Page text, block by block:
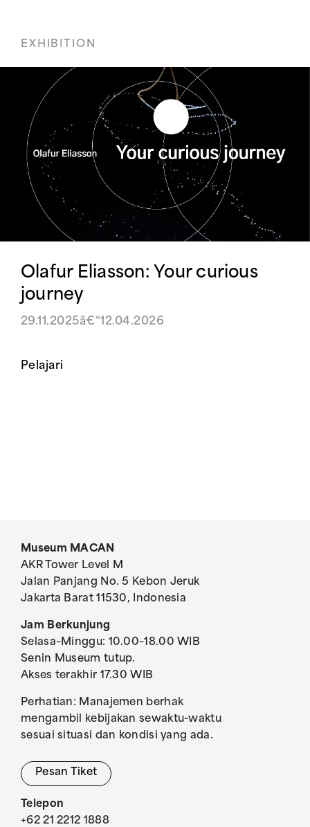
EXHIBITION
Olafur Eliasson: Your curious
journey
29.11.2025â€“12.04.2026
Pelajari
Museum MACAN
AKR Tower Level M
Jalan Panjang No. 5 Kebon Jeruk
Jakarta Barat 11530, Indonesia
Jam Berkunjung
Selasa–Minggu: 10.00–18.00 WIB
Senin Museum tutup.
Akses terakhir 17.30 WIB
Perhatian: Manajemen berhak
mengambil kebijakan sewaktu-waktu
sesuai situasi dan kondisi yang ada.
Pesan Tiket
Telepon
+62 21 2212 1888